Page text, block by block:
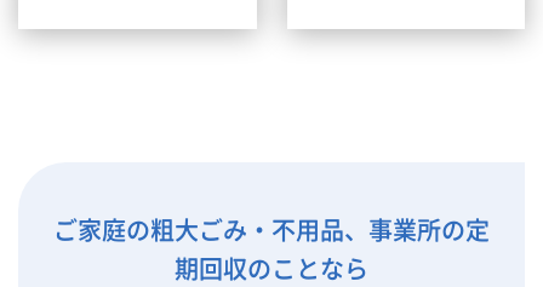
ご家庭の粗大ごみ・不用品、事業所の定
期回収のことなら